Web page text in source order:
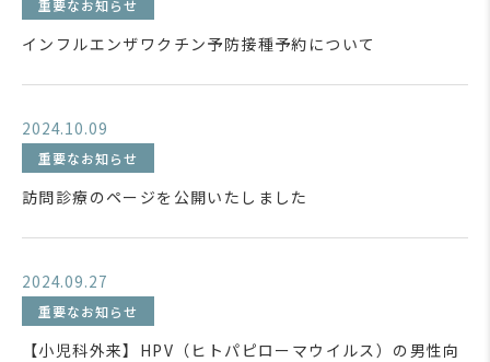
重要なお知らせ
インフルエンザワクチン予防接種予約について
2024.10.09
重要なお知らせ
訪問診療のページを公開いたしました
2024.09.27
重要なお知らせ
【小児科外来】HPV（ヒトパピローマウイルス）の男性向